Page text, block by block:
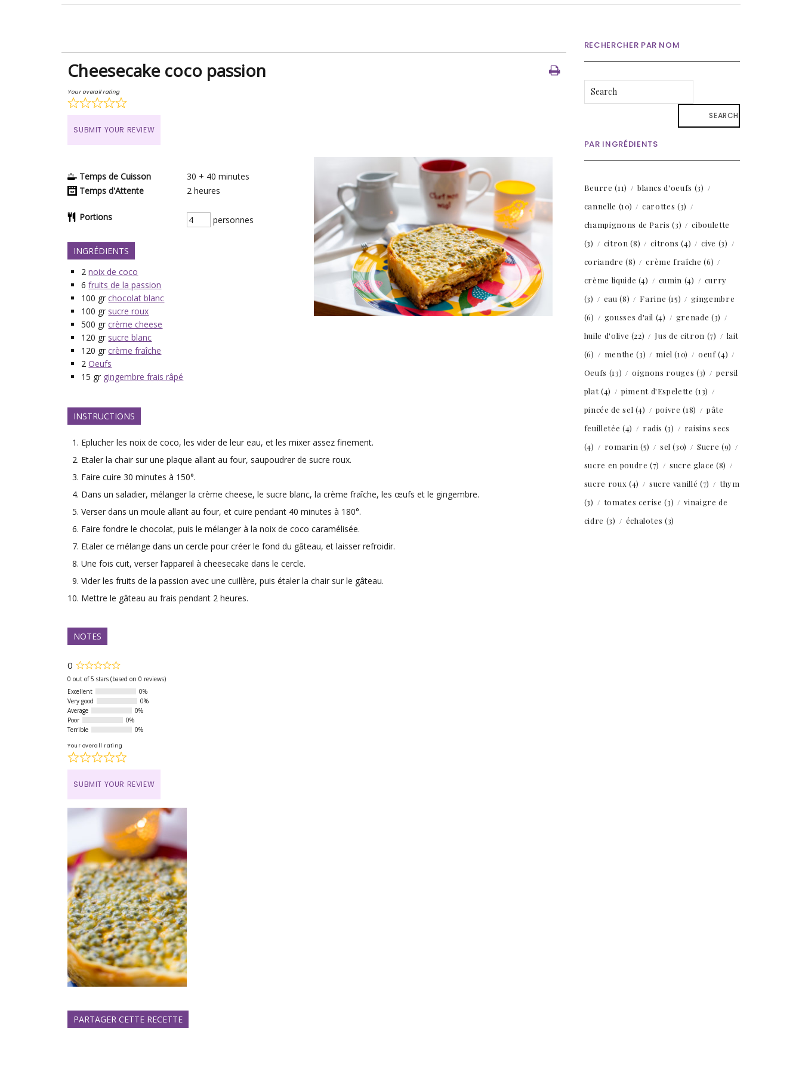
Cheesecake coco passion
Your overall rating
SUBMIT YOUR REVIEW
Temps de Cuisson 30 + 40 minutes
Temps d'Attente
2 heures
Portions personnes
INGRÉDIENTS
2 noix de coco
6 fruits de la passion
100 gr chocolat blanc
100 gr sucre roux
500 gr crème cheese
120 gr sucre blanc
120 gr crème fraîche
2 Oeufs
15 gr gingembre frais râpé
INSTRUCTIONS
Eplucher les noix de coco, les vider de leur eau, et les mixer assez finement.
Etaler la chair sur une plaque allant au four, saupoudrer de sucre roux.
Faire cuire 30 minutes à 150°.
Dans un saladier, mélanger la crème cheese, le sucre blanc, la crème fraîche, les œufs et le gingembre.
Verser dans un moule allant au four, et cuire pendant 40 minutes à 180°.
Faire fondre le chocolat, puis le mélanger à la noix de coco caramélisée.
Etaler ce mélange dans un cercle pour créer le fond du gâteau, et laisser refroidir.
Une fois cuit, verser l’appareil à cheesecake dans le cercle.
Vider les fruits de la passion avec une cuillère, puis étaler la chair sur le gâteau.
Mettre le gâteau au frais pendant 2 heures.
NOTES
0
Rated
0
of
5
0 out of 5 stars (based on 0 reviews)
Excellent
0%
Very good
0%
Average
0%
Poor
0%
Terrible
0%
Your overall rating
SUBMIT YOUR REVIEW
PARTAGER CETTE RECETTE
RECHERCHER PAR NOM
SEARCH
PAR INGRÉDIENTS
Beurre (11) blancs d'oeufs (3)
cannelle (10) carottes (3)
champignons de Paris (3)
ciboulette
(3)
citron (8) citrons (4) cive (3)
coriandre (8) crème fraîche (6)
crème liquide (4) cumin (4)
curry
(3)
eau (8) Farine (15)
gingembre
(6)
gousses d'ail (4) grenade (3)
huile d'olive (22) Jus de citron (7)
lait
(6)
menthe (3) miel (10) oeuf(4)
Oeufs (13) oignons rouges (3)
persil
plat(4) piment d'Espelette (13)
pincée de sel (4) poivre (18)
pâte
feuilletée (4) radis (3)
raisins secs
(4)
romarin (5) sel (30) Sucre (9)
sucre en poudre (7) sucre glace (8)
sucre roux (4) sucre vanillé (7)
thym
(3)
tomates cerise (3)
vinaigre de
cidre (3) échalotes (3)